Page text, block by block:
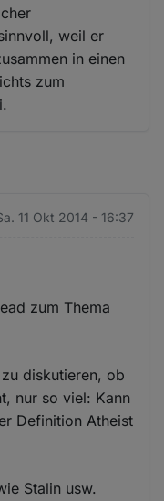
weil er
in einen
zum
11 Okt 2014 - 16:37
zum Thema
diskutieren, ob
nur so viel: Kann
Definition Atheist
Stalin usw.